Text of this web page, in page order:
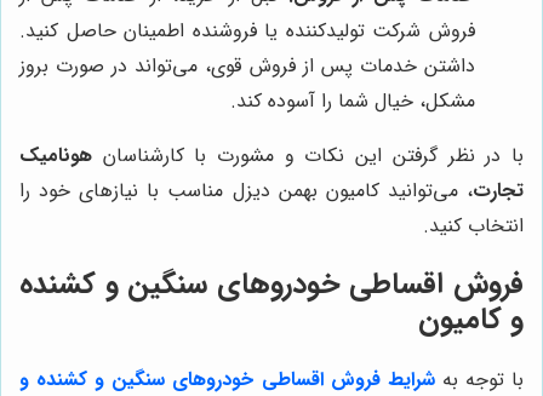
فروش شرکت تولیدکننده یا فروشنده اطمینان حاصل کنید.
داشتن خدمات پس از فروش قوی، می‌تواند در صورت بروز
مشکل، خیال شما را آسوده کند.
با در نظر گرفتن این نکات و مشورت با کارشناسان هونامیک
تجارت، می‌توانید کامیون بهمن دیزل مناسب با نیازهای خود را
انتخاب کنید.
فروش اقساطی خودروهای سنگین و کشنده
و کامیون
با توجه بهشرایط فروش اقساطی خودروهای سنگین و کشنده و